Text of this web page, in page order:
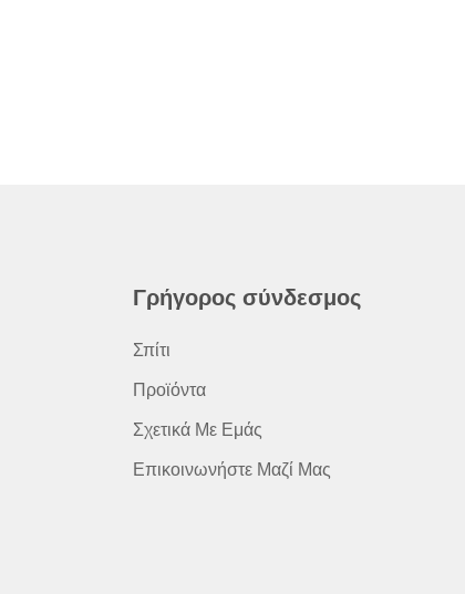
Γρήγορος σύνδεσμος
Σπίτι
Προϊόντα
Σχετικά Με Εμάς
Επικοινωνήστε Μαζί Μας